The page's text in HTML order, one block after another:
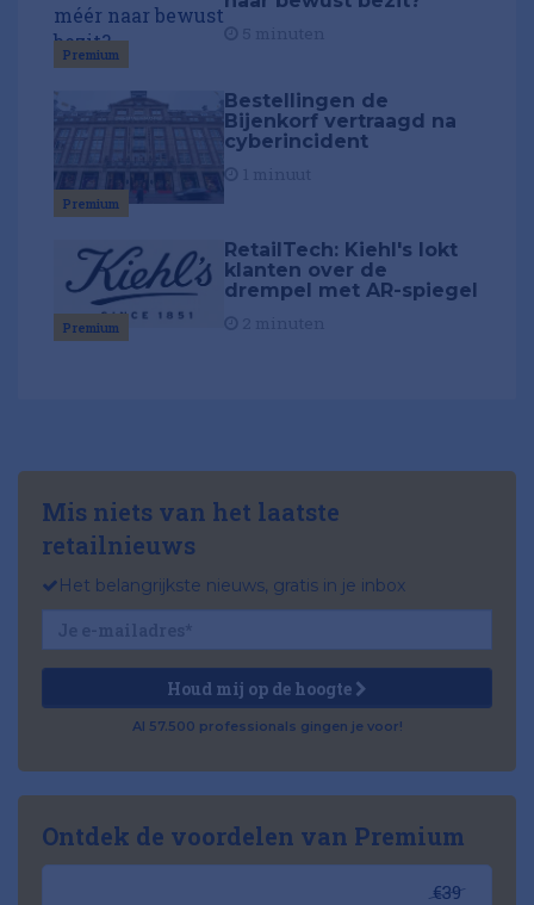
Premium
Premium
Bestellingen de
Bijenkorf vertraagd na
cyberincident
Premium
RetailTech: Kiehl's lokt
klanten over de
drempel met AR-spiegel
Mis niets van het laatste
retailnieuws
Het belangrijkste nieuws, gratis in je inbox
Houd mij op de hoogte
Al 57.500 professionals gingen je voor!
Ontdek de voordelen van Premium
€39